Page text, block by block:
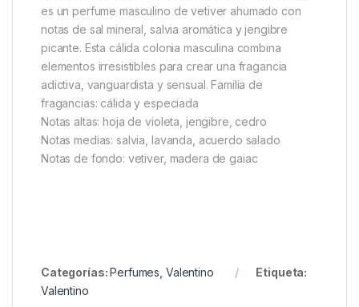
es un perfume masculino de vetiver ahumado con
notas de sal mineral, salvia aromática y jengibre
picante. Esta cálida colonia masculina combina
elementos irresistibles para crear una fragancia
adictiva, vanguardista y sensual. Familia de
fragancias: cálida y especiada
Notas altas: hoja de violeta, jengibre, cedro
Notas medias: salvia, lavanda, acuerdo salado
Notas de fondo: vetiver, madera de gaiac
Categorías: Perfumes, Valentino
Etiqueta:
Valentino